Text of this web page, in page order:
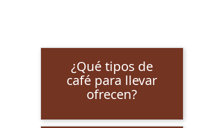
¿Qué tipos de
café para llevar
ofrecen?